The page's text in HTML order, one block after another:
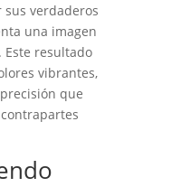
verdaderos
una imagen
resultado
vibrantes,
que